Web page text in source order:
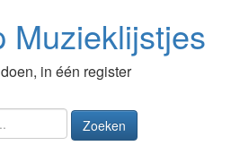
Muzieklijstjes
in één register
Zoeken